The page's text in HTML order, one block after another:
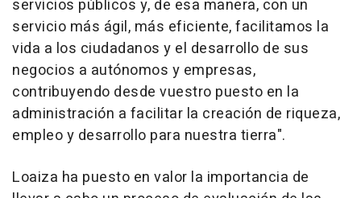
servicios públicos y, de esa manera, con un
servicio más ágil, más eficiente, facilitamos la
vida a los ciudadanos y el desarrollo de sus
negocios a autónomos y empresas,
contribuyendo desde vuestro puesto en la
administración a facilitar la creación de riqueza,
empleo y desarrollo para nuestra tierra".
Loaiza ha puesto en valor la importancia de